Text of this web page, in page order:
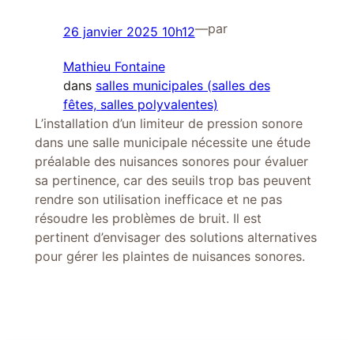
26 janvier 2025 10h12—par
Mathieu Fontaine
dans salles municipales (salles des
fêtes, salles polyvalentes)
L’installation d’un limiteur de pression sonore
dans une salle municipale nécessite une étude
préalable des nuisances sonores pour évaluer
sa pertinence, car des seuils trop bas peuvent
rendre son utilisation inefficace et ne pas
résoudre les problèmes de bruit. Il est
pertinent d’envisager des solutions alternatives
pour gérer les plaintes de nuisances sonores.